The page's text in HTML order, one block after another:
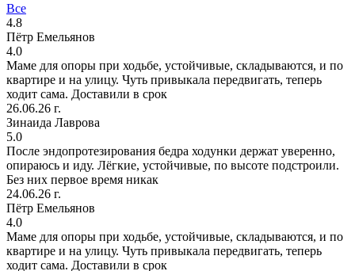
Все
4.8
Пётр Емельянов
4.0
Маме для опоры при ходьбе, устойчивые, складываются, и по
квартире и на улицу. Чуть привыкала передвигать, теперь
ходит сама. Доставили в срок
26.06.26 г.
Зинаида Лаврова
5.0
После эндопротезирования бедра ходунки держат уверенно,
опираюсь и иду. Лёгкие, устойчивые, по высоте подстроили.
Без них первое время никак
24.06.26 г.
Пётр Емельянов
4.0
Маме для опоры при ходьбе, устойчивые, складываются, и по
квартире и на улицу. Чуть привыкала передвигать, теперь
ходит сама. Доставили в срок